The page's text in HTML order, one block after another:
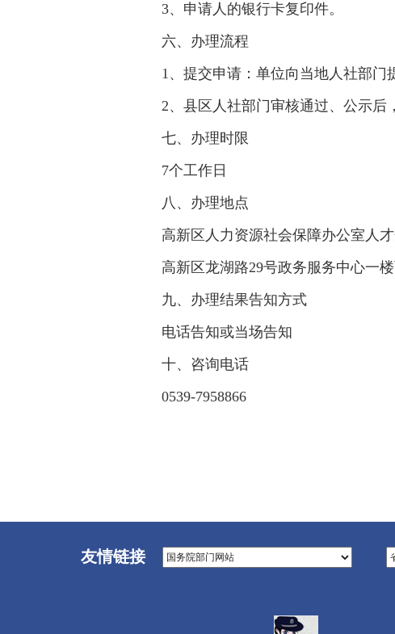
3、申请人的银行卡复印件。
六、办理流程
1、提交申请：单位向当地人社部门
2、县区人社部门审核通过、公示后
七、办理时限
7个工作日
八、办理地点
高新区人力资源社会保障办公室人
高新区龙湖路29号政务服务中心一
九、办理结果告知方式
电话告知或当场告知
十、咨询电话
0539-7958866
友情链接